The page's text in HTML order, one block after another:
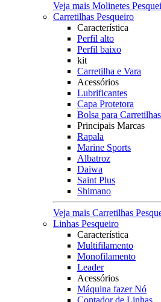
Veja mais Molinetes
Carretilhas Pesqueiro
Característica
Perfil alto
Perfil baixo
kit
Carretilha e Vara
Acessórios
Lubrificantes
Capa Protetora
Bolsa para Carretilhas
Principais Marcas
Rapala
Marine Sports
Albatroz
Daiwa
Saint Plus
Shimano
Veja mais Carretilhas
Linhas Pesqueiro
Característica
Multifilamento
Monofilamento
Leader
Acessórios
Máquina fazer Nó
Contador de Linhas